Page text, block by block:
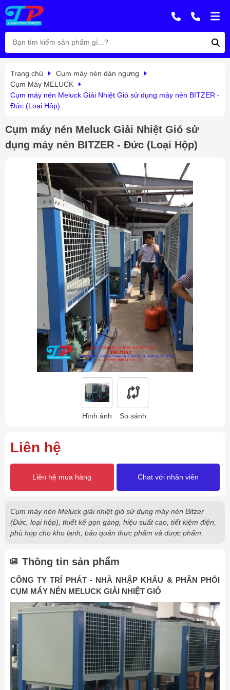
Trang chủ
Cụm máy nén dàn ngưng
Cụm Máy MELUCK
Cụm máy nén Meluck Giải Nhiệt Gió sử dụng máy nén BITZER -
Đức (Loại Hộp)
Cụm máy nén Meluck Giải Nhiệt Gió sử
dụng máy nén BITZER - Đức (Loại Hộp)
Hình ảnh So sánh
Liên hệ
Liên hệ mua hàng Chat với nhân viên
Cụm máy nén Meluck giải nhiệt gió sử dụng máy nén Bitzer
(Đức, loại hộp), thiết kế gọn gàng, hiệu suất cao, tiết kiệm điện,
phù hợp cho kho lạnh, bảo quản thực phẩm và dược phẩm.
Thông tin sản phẩm
CÔNG TY TRÍ PHÁT - NHÀ NHẬP KHẨU & PHÂN PHỐI
CỤM MÁY NÉN MELUCK GIẢI NHIỆT GIÓ